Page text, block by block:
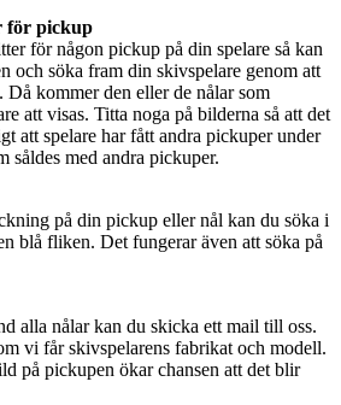
för pickup
för någon pickup på din spelare så kan
och söka fram din skivspelare genom att
kommer den eller de nålar som
att visas. Titta noga på bilderna så att det
att spelare har fått andra pickuper under
såldes med andra pickuper.
på din pickup eller nål kan du söka i
blå fliken. Det fungerar även att söka på
alla nålar kan du skicka ett mail till oss.
vi får skivspelarens fabrikat och modell.
på pickupen ökar chansen att det blir